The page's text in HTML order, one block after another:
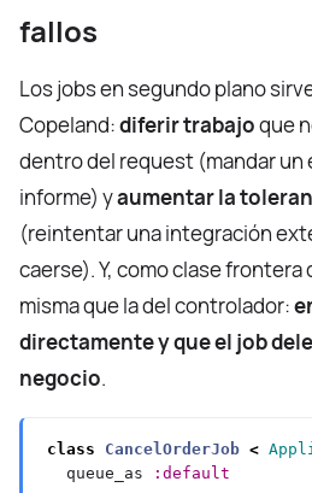
fallos
Los jobs en segundo plano
Copeland:diferir trabajoque
dentro del request (mandar un
informe) yaumentar la
(reintentar una integración
caerse). Y, como clase frontera
misma que la del controlador:
directamente y que el job
negocio.
class CancelOrderJob <
  queue_as
:default